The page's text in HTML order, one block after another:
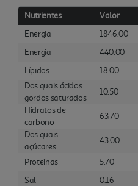
Nutrientes Valor
Energia
1846.00
Energia
440.00
Lípidos
18.00
Dos quais ácidos
gordos saturados
10.50
Hidratos de
carbono
63.70
Dos quais
açúcares
43.00
Proteínas 5.70
Sal
0.16